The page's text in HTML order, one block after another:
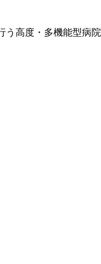
う高度・多機能型病院